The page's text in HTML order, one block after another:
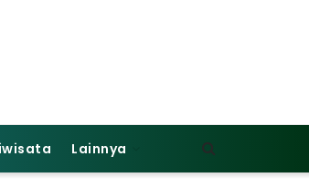
Lainnya